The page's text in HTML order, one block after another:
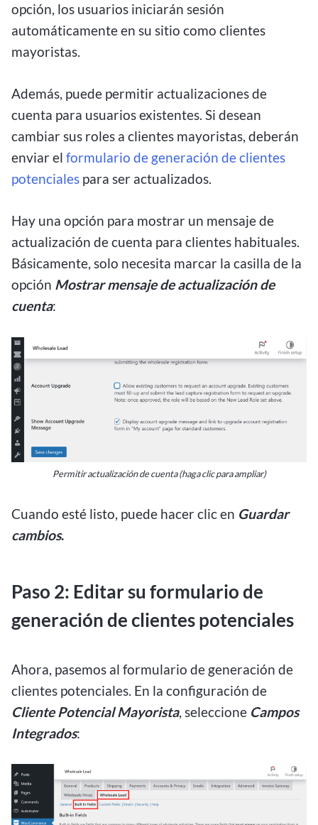
opción, los usuarios iniciarán sesión
automáticamente en su sitio como clientes
mayoristas.
Además, puede permitir actualizaciones de
cuenta para usuarios existentes. Si desean
cambiar sus roles a clientes mayoristas, deberán
enviar el formulario de generación de clientes
potenciales para ser actualizados.
Hay una opción para mostrar un mensaje de
actualización de cuenta para clientes habituales.
Básicamente, solo necesita marcar la casilla de la
opción Mostrar mensaje de actualización de
cuenta:
Permitir actualización de cuenta (haga clic para ampliar)
Cuando esté listo, puede hacer clic en Guardar
cambios.
Paso 2: Editar su formulario de
generación de clientes potenciales
Ahora, pasemos al formulario de generación de
clientes potenciales. En la configuración de
Cliente Potencial Mayorista, seleccione Campos
Integrados: